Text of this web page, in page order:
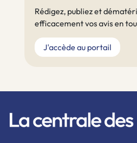
Rédigez, publiez et
efficacement vos avis en
J'accède au portail